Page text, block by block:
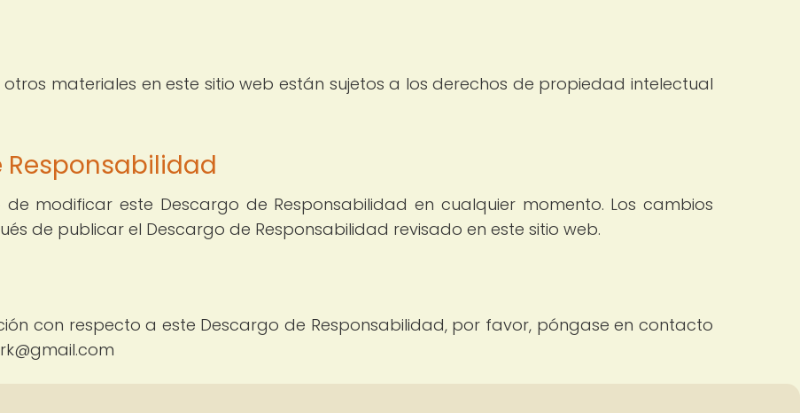
materiales en este sitio web están sujetos a los derechos de propiedad intelectual
modificar este Descargo de Responsabilidad en cualquier momento. Los cambios
de publicar el Descargo de Responsabilidad revisado en este sitio web.
con respecto a este Descargo de Responsabilidad, por favor, póngase en contacto